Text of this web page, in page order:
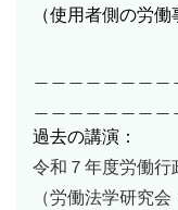
（使用者側の労
過去の講演：
令和７年度労働
（労働法学研究会